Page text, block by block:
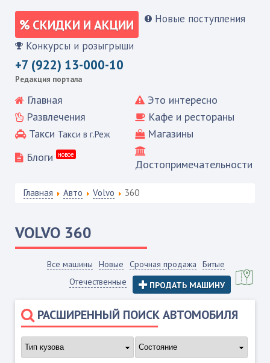
СКИДКИ И АКЦИИ Новые поступления
Конкурсы и розыгрыши
+7 (922) 13-000-10
Редакция портала
Главная
Это интересно
Развлечения
Кафе и рестораны
Такси Такси в г.Реж
Магазины
Блоги
новое
Достопримечательности
Главная Авто Volvo 360
VOLVO 360
Все машины Новые Срочная продажа
Битые
Отечественные
ПРОДАТЬ МАШИНУ
РАСШИРЕННЫЙ ПОИСК АВТОМОБИЛЯ